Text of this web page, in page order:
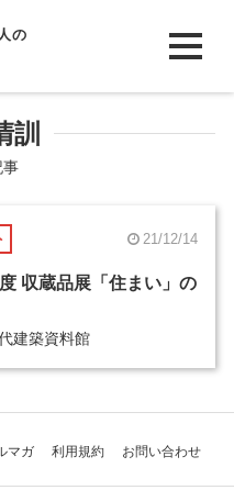
の
訓
事
21/12/14
収蔵品展「住まい」の
建築資料館
マガ 利用規約 お問い合わせ